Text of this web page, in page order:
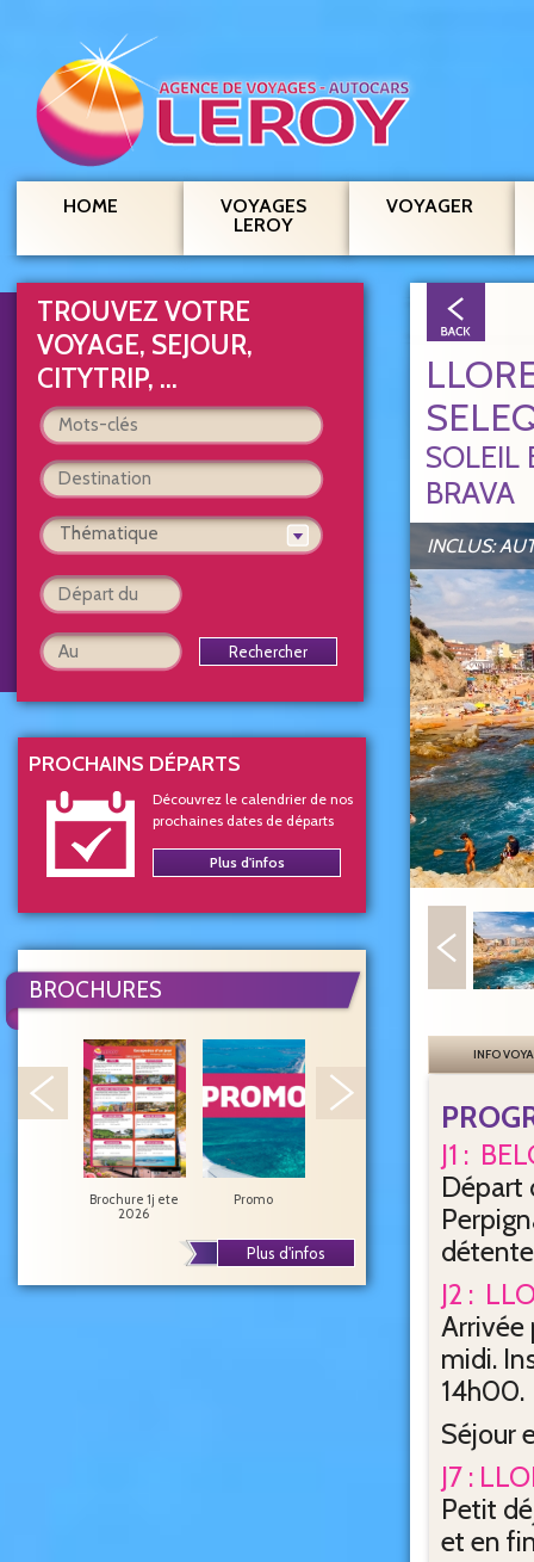
HOME
VOYAGES
LEROY
VOYAGER
TROUVEZ VOTRE
VOYAGE, SEJOUR,
CITYTRIP, ...
Sélectionnez
types de
Promotion
Thématique
Rechercher
PROCHAINS DÉPARTS
Découvrez le calendrier de nos
prochaines dates de départs
Plus d'infos
BROCHURES
Brochure 1j ete
2026
Promo
Concerts
spectacles
Plus d'infos
SOLEIL
BRAVA
INCLUS:
INFO
J1 :
Départ
J2 :
Arrivée
midi.
14h00.
Séjour
J7 :
Petit
et en